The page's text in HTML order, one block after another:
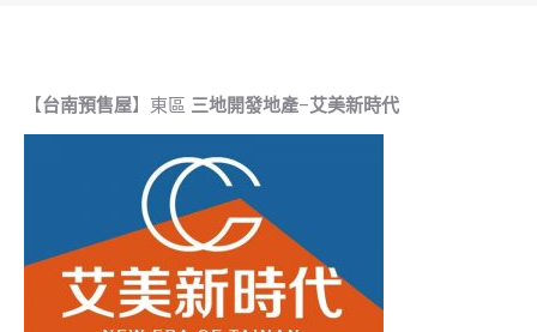
【台南預售屋】東區 三地開發地產–艾美新時代